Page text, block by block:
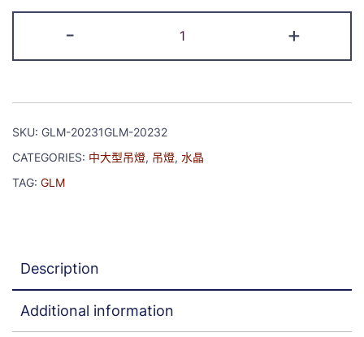
- +
SKU: GLM-20231GLM-20232
CATEGORIES: 中大型吊燈, 吊燈, 水晶
TAG: GLM
Description
Additional information